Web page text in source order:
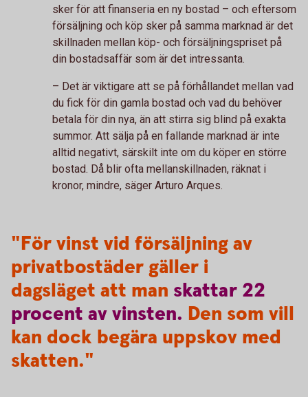
sker för att finanseria en ny bostad – och eftersom
försäljning och köp sker på samma marknad är det
skillnaden mellan köp- och försäljningspriset på
din bostadsaffär som är det intressanta.
– Det är viktigare att se på förhållandet mellan vad
du fick för din gamla bostad och vad du behöver
betala för din nya, än att stirra sig blind på exakta
summor. Att sälja på en fallande marknad är inte
alltid negativt, särskilt inte om du köper en större
bostad. Då blir ofta mellanskillnaden, räknat i
kronor, mindre, säger Arturo Arques.
"För vinst vid försäljning av
privatbostäder gäller i
dagsläget att man skattar 22
procent avvinsten. Den som vill
kan dock begära uppskov med
skatten."